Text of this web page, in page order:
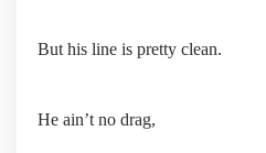
But his line is pretty clean.
He ain’t no drag,